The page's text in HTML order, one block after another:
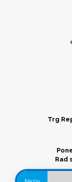
Trg
Rad